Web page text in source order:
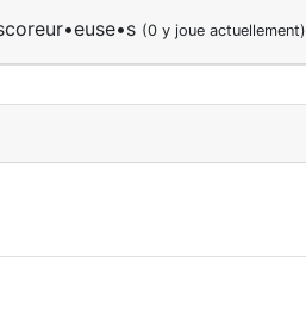
(0 y joue actuellement)